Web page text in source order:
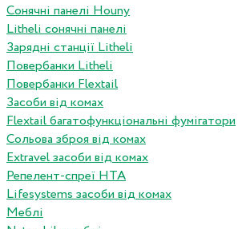
Сонячні панелі Houny
Litheli сонячні панелі
Зарядні станції Litheli
Повербанки Litheli
Повербанки Flextail
Засоби від комах
Flextail багатофункціональні фумігатори
Сольова зброя від комах
Extravel засоби від комах
Репелент-спреї HTA
Lifesystems засоби від комах
Меблі